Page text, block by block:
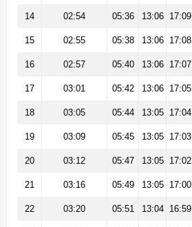
14 02:54 05:36 13:06 17:09
15 02:55 05:38 13:06 17:08
16 02:57 05:40 13:06 17:07
17 03:01 05:42 13:06 17:05
18 03:05 05:44 13:05 17:04
19 03:09 05:45 13:05 17:03
20 03:12 05:47 13:05 17:02
21 03:16 05:49 13:05 17:00
22 03:20 05:51 13:04 16:59